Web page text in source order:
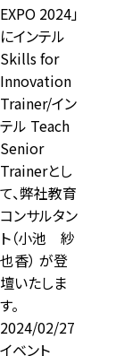
EXPO 2024」
にインテル
Skills for
Innovation
Trainer/イン
テル Teach
Senior
Trainerとし
て、弊社教育
コンサルタン
ト（小池 紗
也香） が登
壇いたしま
す。
2024/02/27
イベント